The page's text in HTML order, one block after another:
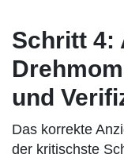
Schritt 4:
und
Das korrekte
der kritischste